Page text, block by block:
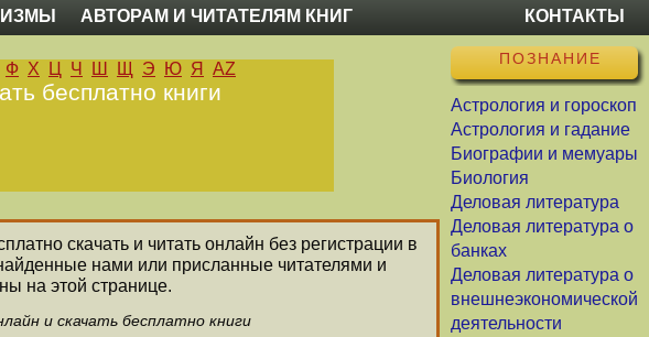
АВТОРАМ И ЧИТАТЕЛЯМ КНИГ КОНТАКТЫ
ПОЗНАНИЕ
Астрология и гороскоп
Астрология и гадание
Биографии и мемуары
Биология
Деловая литература
Деловая литература о
банках
Деловая литература о
внешнеэкономической
деятельности
Ф Х Ц Ч Ш Щ Э Ю Я AZ
бесплатно книги
скачать и читать онлайн без регистрации в
нами или присланные читателями и
на этой странице.
и скачать бесплатно книги